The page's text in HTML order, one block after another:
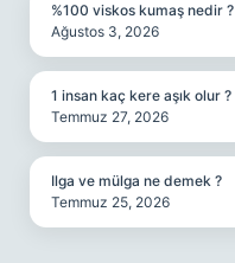
%100 viskos kumaş nedir ?
Ağustos 3, 2026
1 insan kaç kere aşık olur ?
Temmuz 27, 2026
Ilga ve mülga ne demek ?
Temmuz 25, 2026